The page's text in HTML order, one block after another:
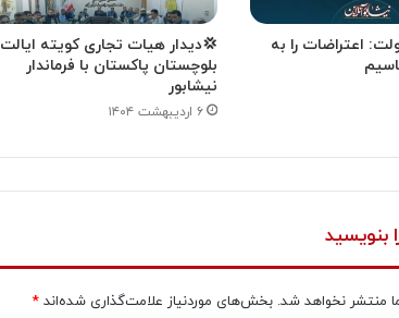
اعتراضات را به
💢دیدار هیات تجاری کویته ایالت
بلوچستان پاکستان با فرماندار
نیشابور
۶ اردیبهشت ۱۴۰۴
بنویسید
منتشر نخواهد شد. بخش‌های موردنیاز علامت‌گذاری شده‌اند *